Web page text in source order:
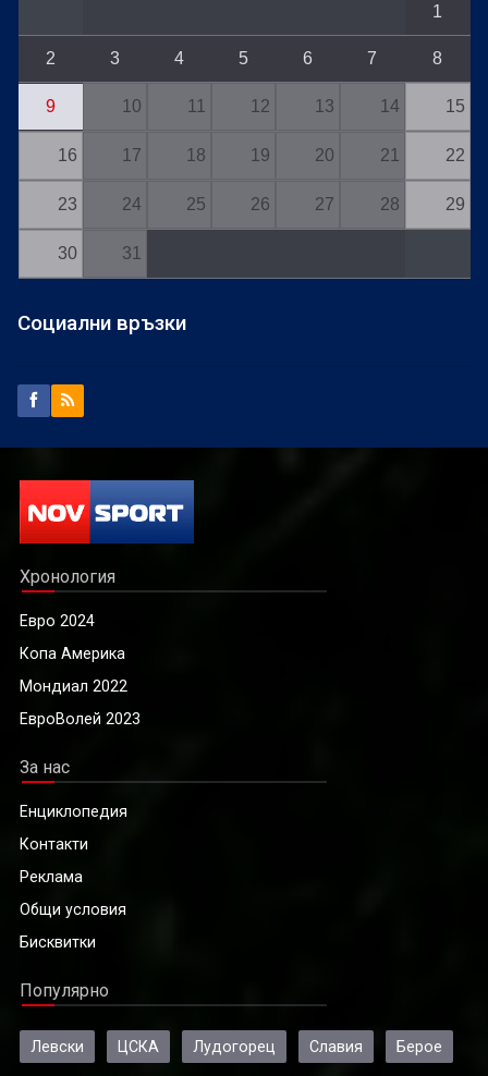
1
2 3 4 5 6 7 8
9 10 11 12 13 14 15
16 17 18 19 20 21 22
23 24 25 26 27 28 29
30 31
Социални връзки
Хронология
Евро 2024
Копа Америка
Мондиал 2022
ЕвроВолей 2023
За нас
Енциклопедия
Контакти
Реклама
Общи условия
Бисквитки
Популярно
Левски ЦСКА Лудогорец Славия Берое